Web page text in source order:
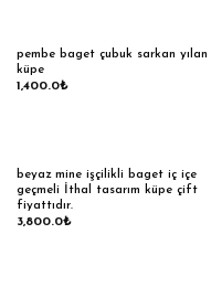
pembe baget çubuk sarkan yılan
küpe
1,400.0₺
beyaz mine işçilikli baget iç içe
geçmeli İthal tasarım küpe çift
fiyattıdır.
3,800.0₺